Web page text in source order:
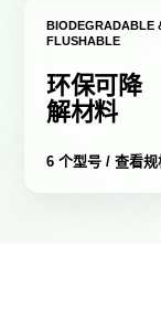
BIODEGRADABLE
FLUSHABLE
环保可降
解材料
6 个型号 / 查看规